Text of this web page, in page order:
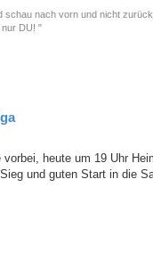
schau nach vorn und nicht
nur DU! "
heute um 19 Uhr
und guten Start in die